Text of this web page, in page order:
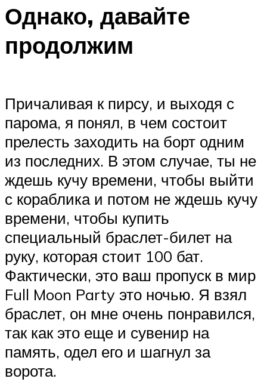
Однако, давайте
продолжим
Причаливая к пирсу, и выходя с
парома, я понял, в чем состоит
прелесть заходить на борт одним
из последних. В этом случае, ты не
ждешь кучу времени, чтобы выйти
с кораблика и потом не ждешь кучу
времени, чтобы купить
специальный браслет-билет на
руку, которая стоит 100 бат.
Фактически, это ваш пропуск в мир
Full Moon Party это ночью. Я взял
браслет, он мне очень понравился,
так как это еще и сувенир на
память, одел его и шагнул за
ворота.